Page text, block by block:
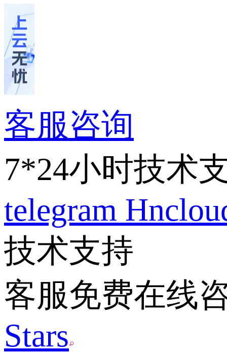
客服咨询
7*24小时技术
telegram
技术支持
客服免费在线
Stars